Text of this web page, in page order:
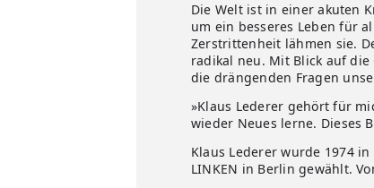
Die Welt ist in einer akuten
um ein besseres Leben für
Zerstrittenheit lähmen sie.
radikal neu. Mit Blick auf
die drängenden Fragen
»Klaus Lederer gehört für
wieder Neues lerne. Dieses
Klaus Lederer wurde 1974
LINKEN in Berlin gewählt.